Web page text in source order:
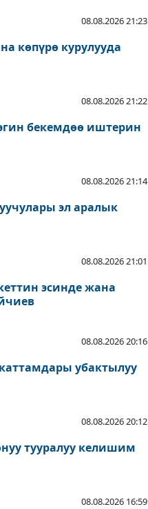
08.08.2026 21:23
көпүрө курулууда
08.08.2026 21:22
бекемдөө иштерин
08.08.2026 21:14
эл аралык
08.08.2026 21:01
эсинде жана
08.08.2026 20:16
убактылуу
08.08.2026 20:12
тууралуу келишим
08.08.2026 16:59